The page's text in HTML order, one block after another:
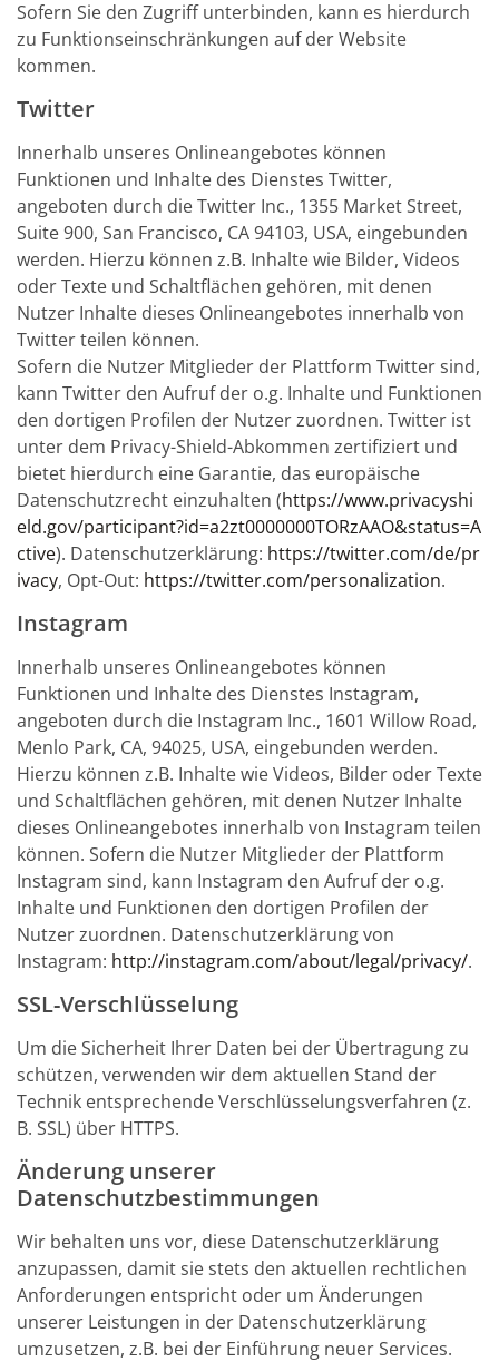
Sofern Sie den Zugriff unterbinden, kann es hierdurch
zu Funktionseinschränkungen auf der Website
kommen.
Twitter
Innerhalb unseres Onlineangebotes können
Funktionen und Inhalte des Dienstes Twitter,
angeboten durch die Twitter Inc., 1355 Market Street,
Suite 900, San Francisco, CA 94103, USA, eingebunden
werden. Hierzu können z.B. Inhalte wie Bilder, Videos
oder Texte und Schaltflächen gehören, mit denen
Nutzer Inhalte dieses Onlineangebotes innerhalb von
Twitter teilen können.
Sofern die Nutzer Mitglieder der Plattform Twitter sind,
kann Twitter den Aufruf der o.g. Inhalte und Funktionen
den dortigen Profilen der Nutzer zuordnen. Twitter ist
unter dem Privacy-Shield-Abkommen zertifiziert und
bietet hierdurch eine Garantie, das europäische
Datenschutzrecht einzuhalten (https://www.privacyshi
eld.gov/participant?id=a2zt0000000TORzAAO&status=A
ctive). Datenschutzerklärung: https://twitter.com/de/pr
ivacy, Opt-Out: https://twitter.com/personalization.
Instagram
Innerhalb unseres Onlineangebotes können
Funktionen und Inhalte des Dienstes Instagram,
angeboten durch die Instagram Inc., 1601 Willow Road,
Menlo Park, CA, 94025, USA, eingebunden werden.
Hierzu können z.B. Inhalte wie Videos, Bilder oder Texte
und Schaltflächen gehören, mit denen Nutzer Inhalte
dieses Onlineangebotes innerhalb von Instagram teilen
können. Sofern die Nutzer Mitglieder der Plattform
Instagram sind, kann Instagram den Aufruf der o.g.
Inhalte und Funktionen den dortigen Profilen der
Nutzer zuordnen. Datenschutzerklärung von
Instagram: http://instagram.com/about/legal/privacy/.
SSL-Verschlüsselung
Um die Sicherheit Ihrer Daten bei der Übertragung zu
schützen, verwenden wir dem aktuellen Stand der
Technik entsprechende Verschlüsselungsverfahren (z.
B. SSL) über HTTPS.
Änderung unserer
Datenschutzbestimmungen
Wir behalten uns vor, diese Datenschutzerklärung
anzupassen, damit sie stets den aktuellen rechtlichen
Anforderungen entspricht oder um Änderungen
unserer Leistungen in der Datenschutzerklärung
umzusetzen, z.B. bei der Einführung neuer Services.